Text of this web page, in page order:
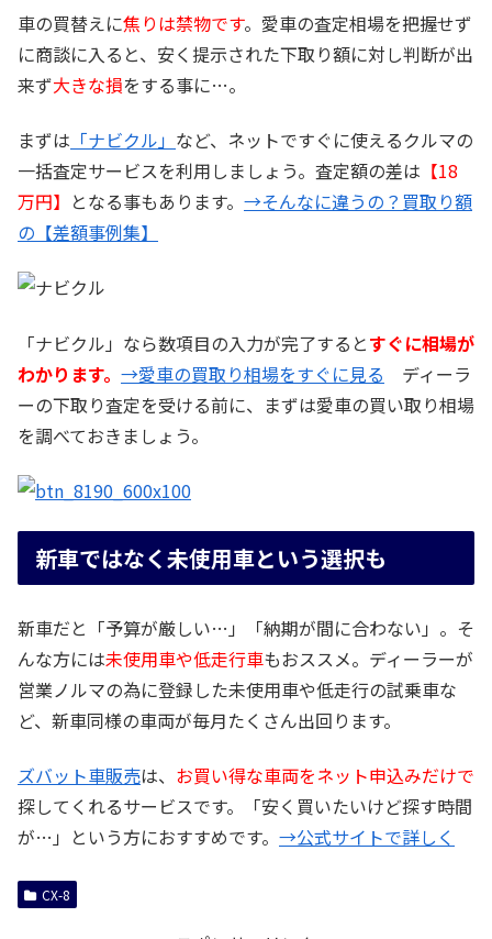
車の買替えに焦りは禁物です。愛車の査定相場を把握せず
に商談に入ると、安く提示された下取り額に対し判断が出
来ず大きな損をする事に…。
まずは 「ナビクル」 など、ネットですぐに使えるクルマの
一括査定サービスを利用しましょう。査定額の差は 【18
万円】 となる事もあります。 →そんなに違うの？買取り額
の【差額事例集】
「ナビクル」なら数項目の入力が完了するとすぐに相場が
わかります。 →愛車の買取り相場をすぐに見る ディーラ
ーの下取り査定を受ける前に、まずは愛車の買い取り相場
を調べておきましょう。
新車ではなく未使用車という選択も
新車だと「予算が厳しい…」「納期が間に合わない」。そ
んな方には未使用車や低走行車もおススメ。ディーラーが
営業ノルマの為に登録した未使用車や低走行の試乗車な
ど、新車同様の車両が毎月たくさん出回ります。
ズバット車販売は、 お買い得な車両をネット申込みだけで
探してくれるサービスです。「安く買いたいけど探す時間
が…」という方におすすめです。 →公式サイトで詳しく
CX-8